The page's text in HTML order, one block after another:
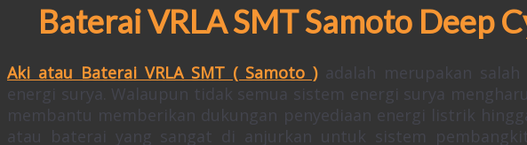
Baterai VRLA SMT Samoto Deep
Aki atau Baterai VRLA SMT ( Samoto )adalah merupakan
energi surya. Walaupun tidak semua sistem energi surya
membantu memberikan dukungan penyediaan energi listrik
atau baterai yang sangat di anjurkan untuk sistem